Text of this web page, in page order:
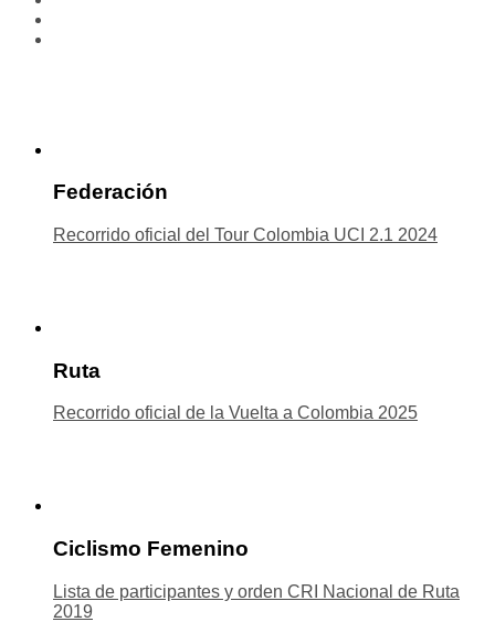
Federación
Recorrido oficial del Tour Colombia UCI 2.1 2024
Ruta
Recorrido oficial de la Vuelta a Colombia 2025
Ciclismo Femenino
Lista de participantes y orden CRI Nacional de Ruta
2019